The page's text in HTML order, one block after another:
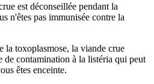
est déconseillée pendant la
n'êtes pas immunisée contre la
la toxoplasmose, la viande crue
de contamination à la listéria qui peut
êtes enceinte.